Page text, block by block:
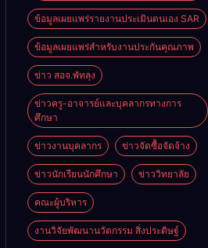
ข้อมูลเผยแพร่รายงานประเมินตนเอง SAR
ข้อมูลเผยแพร่สำหรับงานประกันคุณภาพ
ข่าว สอจ.พัทลุง
ข่าวครู-อาจารย์และบุคลากรทางการ
ศึกษา
ข่าวงานบุคลากร ข่าวจัดซื้อจัดจ้าง
ข่าวนักเรียนนักศึกษา ข่าววิทยาลัย
คณะผู้บริหาร
งานวิจัยพัฒนานวัตกรรม สิ่งประดิษฐ์